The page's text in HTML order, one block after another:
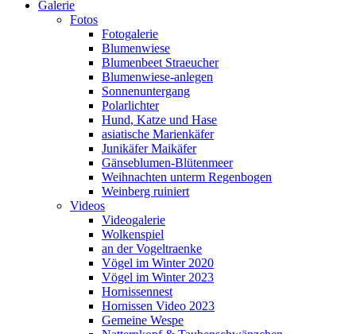
Galerie
Fotos
Fotogalerie
Blumenwiese
Blumenbeet Straeucher
Blumenwiese-anlegen
Sonnenuntergang
Polarlichter
Hund, Katze und Hase
asiatische Marienkäfer
Junikäfer Maikäfer
Gänseblumen-Blütenmeer
Weihnachten unterm Regenbogen
Weinberg ruiniert
Videos
Videogalerie
Wolkenspiel
an der Vogeltraenke
Vögel im Winter 2020
Vögel im Winter 2023
Hornissennest
Hornissen Video 2023
Gemeine Wespe